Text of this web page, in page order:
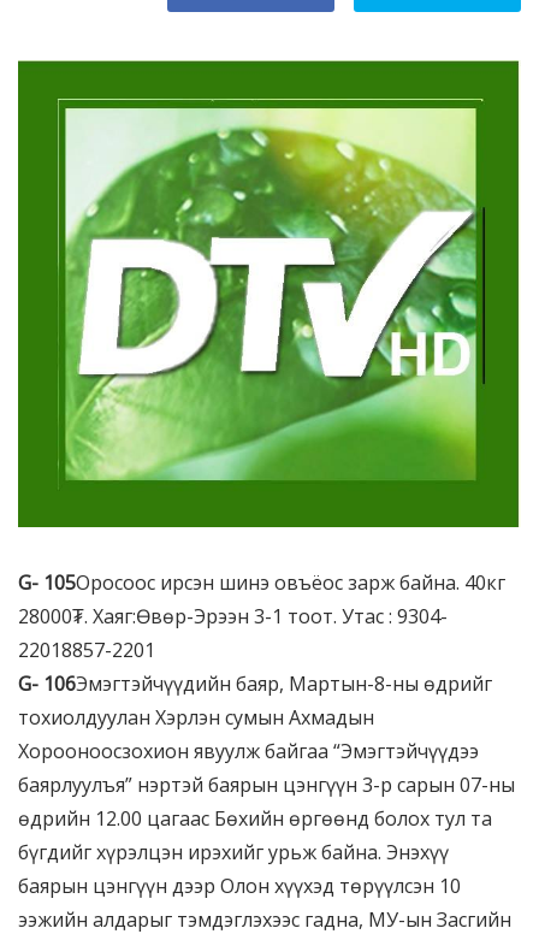
G- 105Оросоос ирсэн шинэ овъёос зарж байна. 40кг
28000₮. Хаяг:Өвөр-Эрээн 3-1 тоот. Утас : 9304-
22018857-2201
G- 106Эмэгтэйчүүдийн баяр, Мартын-8-ны өдрийг
тохиолдуулан Хэрлэн сумын Ахмадын
Хорооноосзохион явуулж байгаа “Эмэгтэйчүүдээ
баярлуулъя” нэртэй баярын цэнгүүн 3-р сарын 07-ны
өдрийн 12.00 цагаас Бөхийн өргөөнд болох тул та
бүгдийг хүрэлцэн ирэхийг урьж байна. Энэхүү
баярын цэнгүүн дээр Олон хүүхэд төрүүлсэн 10
ээжийн алдарыг тэмдэглэхээс гадна, МУ-ын Засгийн